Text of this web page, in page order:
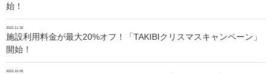
始！
2023.11.30
施設利用料金が最大20%オフ！「TAKIBIクリスマスキャンペーン」
開始！
2023.10.05